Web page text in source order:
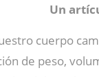
Un
cuerpo
de peso,